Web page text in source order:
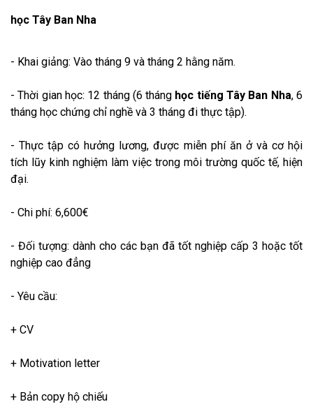
học Tây Ban Nha
- Khai giảng: Vào tháng 9 và tháng 2 hằng năm.
- Thời gian học: 12 tháng (6 tháng học tiếng Tây Ban Nha, 6
tháng học chứng chỉ nghề và 3 tháng đi thực tập).
- Thực tập có hưởng lương, được miễn phí ăn ở và cơ hội
tích lũy kinh nghiệm làm việc trong môi trường quốc tế, hiện
đại.
- Chi phí: 6,600€
- Đối tượng: dành cho các bạn đã tốt nghiệp cấp 3 hoặc tốt
nghiệp cao đẳng
- Yêu cầu:
+ CV
+ Motivation letter
+ Bản copy hộ chiếu